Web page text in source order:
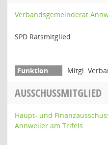
Verbandsgemeinderat
SPD Ratsmitglied
Mitgl.
AUSSCHUSSMITGLIED
Haupt- und
Annweiler am Trifels